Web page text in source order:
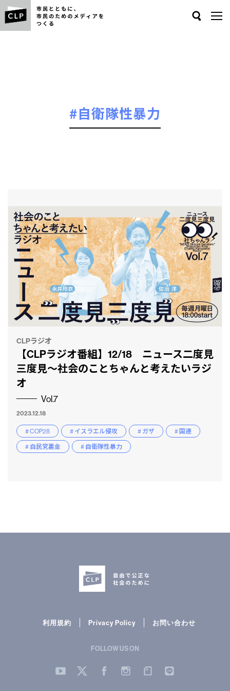
#自衛隊性暴力
CLPラジオ
【CLPラジオ番組】12/18 ニュース二度見
三度見〜社会のことちゃんと考えたいラジ
オ
Vol.7
2023.12.18
# COP28 # イスラエル侵攻 # ガザ
# 国連
# 自民党裏金
# 自衛隊性暴力
利用規約 Privacy Policy お問い合わせ
FOLLOW US ON